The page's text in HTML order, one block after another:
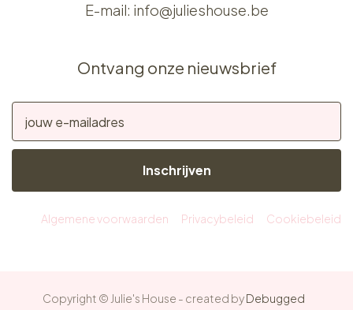
E-mail: info@julieshouse.be
Ontvang onze nieuwsbrief
Inschrijven
Algemene voorwaarden Privacybeleid Cookiebeleid
Copyright © Julie's House - created byDebugged